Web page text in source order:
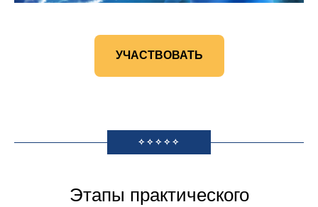
УЧАСТВОВАТЬ
✧✧✧✧✧
Этапы практического